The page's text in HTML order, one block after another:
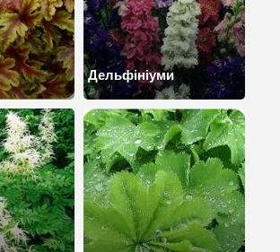
Дельфініуми